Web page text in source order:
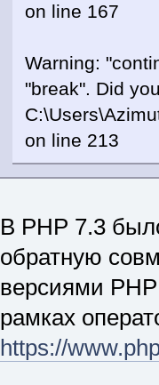
on line 167
Warning:
"break". Did
on line 213
В PHP 7.3
обратную
версиями
рамках
https://